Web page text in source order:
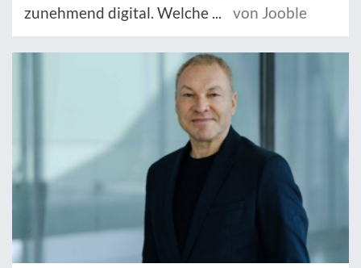
zunehmend digital. Welche ...
von Jooble